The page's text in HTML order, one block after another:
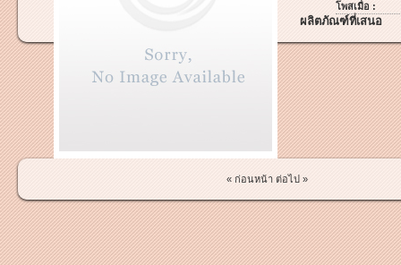
โพสเมื่อ :
ผลิตภัณฑ์ที่เสนอ
« ก่อนหน้า ต่อไป »